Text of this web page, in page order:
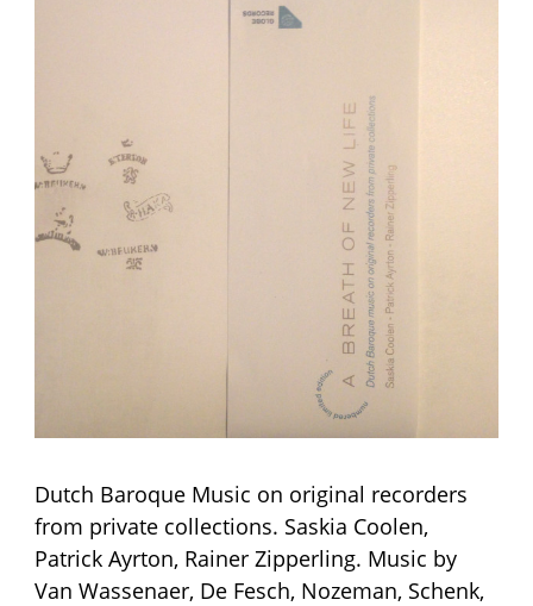
Dutch Baroque Music on original recorders
from private collections. Saskia Coolen,
Patrick Ayrton, Rainer Zipperling. Music by
Van Wassenaer, De Fesch, Nozeman, Schenk,